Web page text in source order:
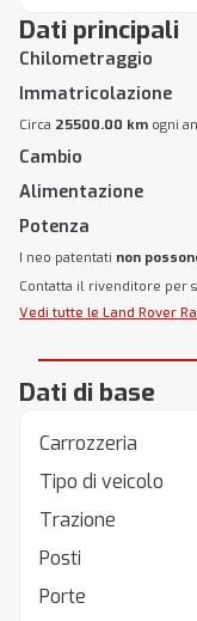
Dati principali
Chilometraggio
Immatricolazione
Circa 25500.00 km ogni
Cambio
Alimentazione
Potenza
I neo patentati non
Contatta il rivenditore per
Vedi tutte le Land Rover
Dati di base
Carrozzeria
Tipo di veicolo
Trazione
Posti
Porte